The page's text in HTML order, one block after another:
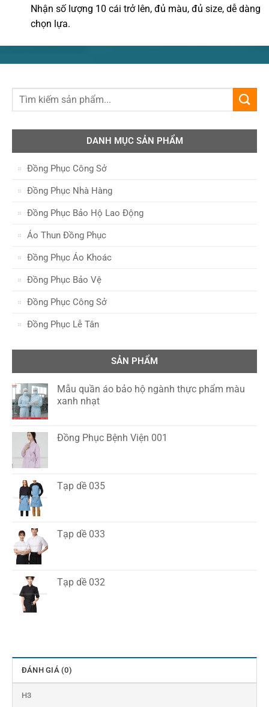
Nhận số lượng 10 cái trở lên, đủ màu, đủ size, dễ dàng
chọn lựa.
DANH MỤC SẢN PHẨM
Đồng Phục Công Sở
Đồng Phục Nhà Hàng
Đồng Phục Bảo Hộ Lao Động
Áo Thun Đồng Phục
Đồng Phục Áo Khoác
Đồng Phục Bảo Vệ
Đồng Phục Công Sở
Đồng Phục Lễ Tân
SẢN PHẨM
Mẫu quần áo bảo hộ ngành thực phẩm màu
xanh nhạt
Đồng Phục Bệnh Viện 001
Tạp dề 035
Tạp dề 033
Tạp dề 032
ĐÁNH GIÁ (0)
H3